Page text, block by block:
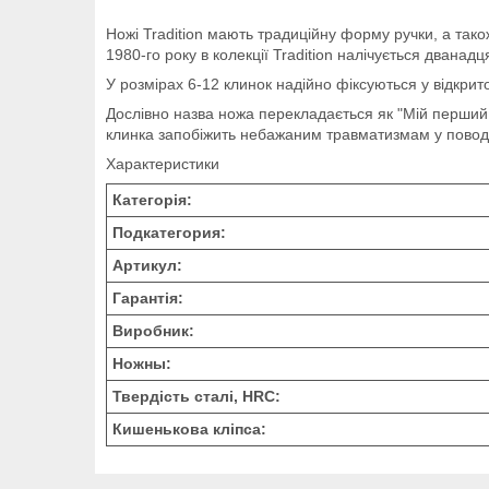
Ножі Tradition мають традиційну форму ручки, а
1980-го року в колекції Tradition налічується
У розмірах 6-12 клинок надійно фіксуються у
Дослівно назва ножа перекладається як "Мій перший
клинка запобіжить небажаним травматизмам у
Характеристики
Категорія:
Подкатегория:
Артикул:
Гарантія:
Виробник:
Ножны:
Твердість сталі, HRC:
Кишенькова кліпса: